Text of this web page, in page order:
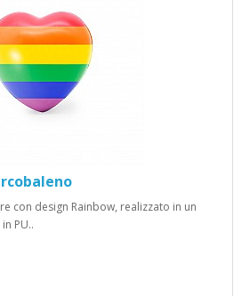
con design Rainbow, realizzato in un
PU..